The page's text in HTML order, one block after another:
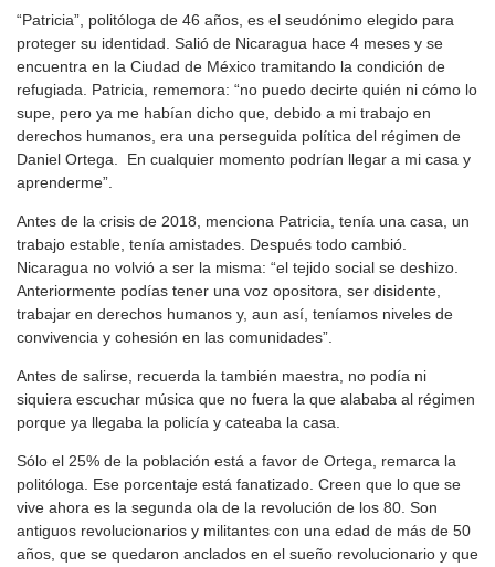
“Patricia”, politóloga de 46 años, es el seudónimo elegido para
proteger su identidad. Salió de Nicaragua hace 4 meses y se
encuentra en la Ciudad de México tramitando la condición de
refugiada. Patricia, rememora: “no puedo decirte quién ni cómo lo
supe, pero ya me habían dicho que, debido a mi trabajo en
derechos humanos, era una perseguida política del régimen de
Daniel Ortega. En cualquier momento podrían llegar a mi casa y
aprenderme”.
Antes de la crisis de 2018, menciona Patricia, tenía una casa, un
trabajo estable, tenía amistades. Después todo cambió.
Nicaragua no volvió a ser la misma: “el tejido social se deshizo.
Anteriormente podías tener una voz opositora, ser disidente,
trabajar en derechos humanos y, aun así, teníamos niveles de
convivencia y cohesión en las comunidades”.
Antes de salirse, recuerda la también maestra, no podía ni
siquiera escuchar música que no fuera la que alababa al régimen
porque ya llegaba la policía y cateaba la casa.
Sólo el 25% de la población está a favor de Ortega, remarca la
politóloga. Ese porcentaje está fanatizado. Creen que lo que se
vive ahora es la segunda ola de la revolución de los 80. Son
antiguos revolucionarios y militantes con una edad de más de 50
años, que se quedaron anclados en el sueño revolucionario y que